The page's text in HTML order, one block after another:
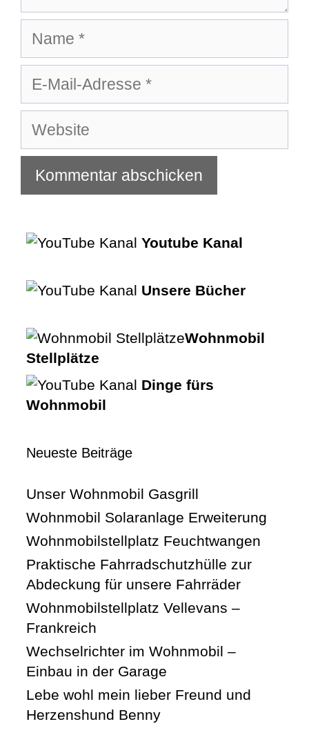
Name
E-
Adresse
Website
Youtube Kanal
Unsere Bücher
Wohnmobil
Stellplätze
Dinge fürs
Wohnmobil
Neueste Beiträge
Unser Wohnmobil Gasgrill
Wohnmobil Solaranlage Erweiterung
Wohnmobilstellplatz Feuchtwangen
Praktische Fahrradschutzhülle zur
Abdeckung für unsere Fahrräder
Wohnmobilstellplatz Vellevans –
Frankreich
Wechselrichter im Wohnmobil –
Einbau in der Garage
Lebe wohl mein lieber Freund und
Herzenshund Benny